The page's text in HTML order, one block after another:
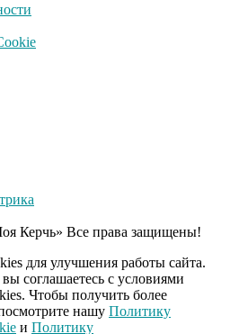
Керчь» Все права защищены!
для улучшения работы сайта.
соглашаетесь с условиями
Чтобы получить более
нашу Политику
и Политику